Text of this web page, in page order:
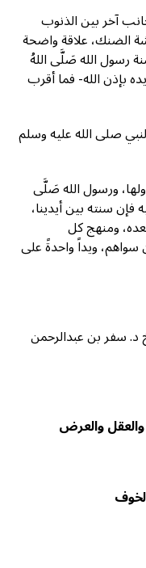
آخر بين الذنوب
الضنك، علاقة واضحة
رسول الله صَلَّى اللهُ
بإذن الله- فما أقرب
صلى الله عليه وسلم
ورسول الله صَلَّى
فإن سنته بين أيدينا،
ومنهج كل
سواهم، ويداً واحدةً على
د. سفر بن عبدالرحمن
والعرض